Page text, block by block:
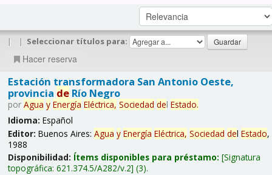
| | Seleccionar títulos para:
Hacer reserva
Estación transformadora San Antonio Oeste,
provincia deRío Negro
por Agua y Energía Eléctrica, Sociedad del Estado.
Idioma: Español
Editor: Buenos Aires: Agua y Energía Eléctrica, Sociedad del Estado,
1988
Disponibilidad: Ítems disponibles para préstamo: Signatura
topográfica: 621.374.5/A282/v.2 (3).